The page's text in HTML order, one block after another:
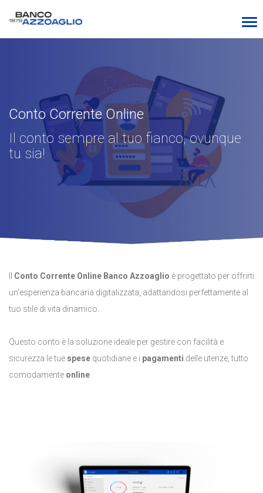
Conto Corrente Online
Il conto sempre al tuo fianco, ovunque
tu sia!
Conto Corrente Online Banco Azzoaglio è progettato per offrirti
un'esperienza bancaria digitalizzata, adattandosi perfettamente al
tuo stile di vita dinamico.
Questo conto è la soluzione ideale per gestire con facilità e
sicurezza le tue spese quotidiane e i pagamenti delle utenze, tutto
comodamente online